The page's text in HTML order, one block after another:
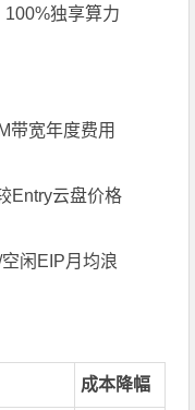
100%独享算力
带宽年度费用
Entry云盘价格
闲EIP月均浪
成本降幅